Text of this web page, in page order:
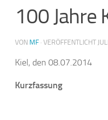
100 Jahre
VON MF · VERÖFFENTLICHT
Kiel, den 08.07.2014
Kurzfassung